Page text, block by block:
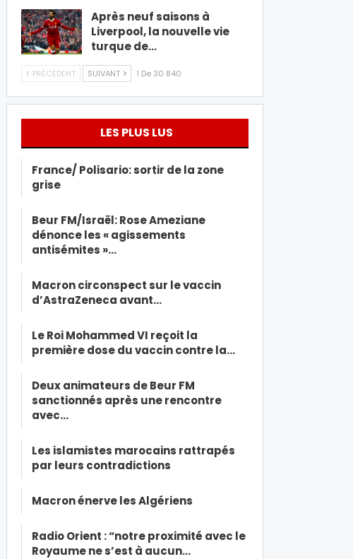
Après neuf saisons à
Liverpool, la nouvelle vie
turque de…
PRÉCÉDENT SUIVANT 1 De 30 840
LES PLUS LUS
France/ Polisario: sortir de la zone
grise
Beur FM/Israël: Rose Ameziane
dénonce les « agissements
antisémites »…
Macron circonspect sur le vaccin
d’AstraZeneca avant…
Le Roi Mohammed VI reçoit la
première dose du vaccin contre la…
Deux animateurs de Beur FM
sanctionnés après une rencontre
avec…
Les islamistes marocains rattrapés
par leurs contradictions
Macron énerve les Algériens
Radio Orient : “notre proximité avec le
Royaume ne s’est à aucun…